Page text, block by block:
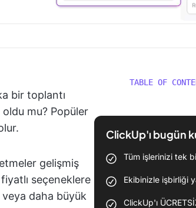
bir toplantı
mu? Popüler
gelişmiş
seçeneklere
veya daha büyük
TABLE OF
ClickUp'ı bugün
Tüm işlerinizi tek
Ekibinizle işbirliği
ClickUp'ı